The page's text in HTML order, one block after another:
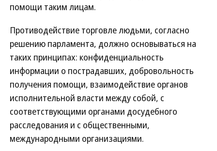
помощи таким лицам.
Противодействие торговле людьми, согласно
решению парламента, должно основываться на
таких принципах: конфиденциальность
информации о пострадавших, добровольность
получения помощи, взаимодействие органов
исполнительной власти между собой, с
соответствующими органами досудебного
расследования и с общественными,
международными организациями.